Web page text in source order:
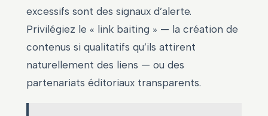
excessifs sont des signaux d’alerte.
Privilégiez le « link baiting » — la création de
contenus si qualitatifs qu’ils attirent
naturellement des liens — ou des
partenariats éditoriaux transparents.